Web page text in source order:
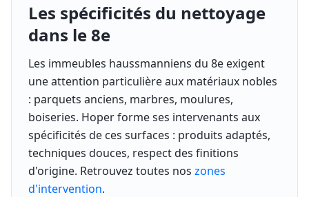
Les spécificités du nettoyage
dans le 8e
Les immeubles haussmanniens du 8e exigent
une attention particulière aux matériaux nobles
: parquets anciens, marbres, moulures,
boiseries. Hoper forme ses intervenants aux
spécificités de ces surfaces : produits adaptés,
techniques douces, respect des finitions
d'origine. Retrouvez toutes nos zones
d'intervention.